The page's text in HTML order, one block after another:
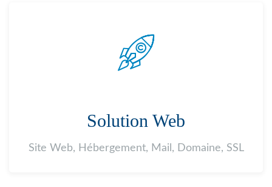
Solution Web
Site Web, Hébergement, Mail, Domaine, SSL